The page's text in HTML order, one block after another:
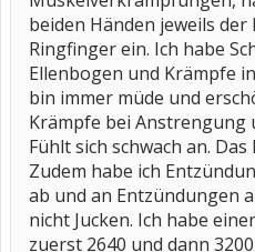
beiden Händen jeweils
Ringfinger ein. Ich habe
Ellenbogen und Krämpfe
bin immer müde und
Krämpfe bei Anstrengung
Fühlt sich schwach an.
Zudem habe ich
ab und an Entzündungen
nicht Jucken. Ich habe
zuerst 2640 und dann